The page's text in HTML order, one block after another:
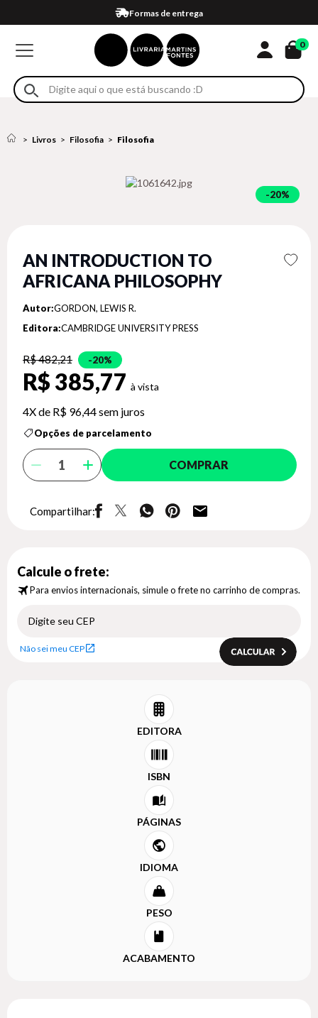
Formas de entrega
Compra 100% segura
Em até 4x sem juros no cartão*
Retire na loja
Eventos
0
Livros Filosofia Filosofia
20%
AN INTRODUCTION TO
AFRICANA PHILOSOPHY
Autor:GORDON, LEWIS R.
Editora:CAMBRIDGE UNIVERSITY PRESS
R$ 482,21 20%
R$ 385,77
4X de R$ 96,44sem juros
Opções de parcelamento
COMPRAR
Compartilhar:
Calcule o frete:
Para envios internacionais, simule o frete no carrinho de compras.
Não sei meu CEP
EDITORA
ISBN
PÁGINAS
IDIOMA
PESO
ACABAMENTO